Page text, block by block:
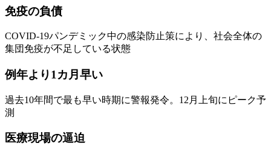
免疫の負債
COVID-19パンデミック中の感染防止策により、社会全体の
集団免疫が不足している状態
例年より1カ月早い
過去10年間で最も早い時期に警報発令。12月上旬にピーク予
測
医療現場の逼迫